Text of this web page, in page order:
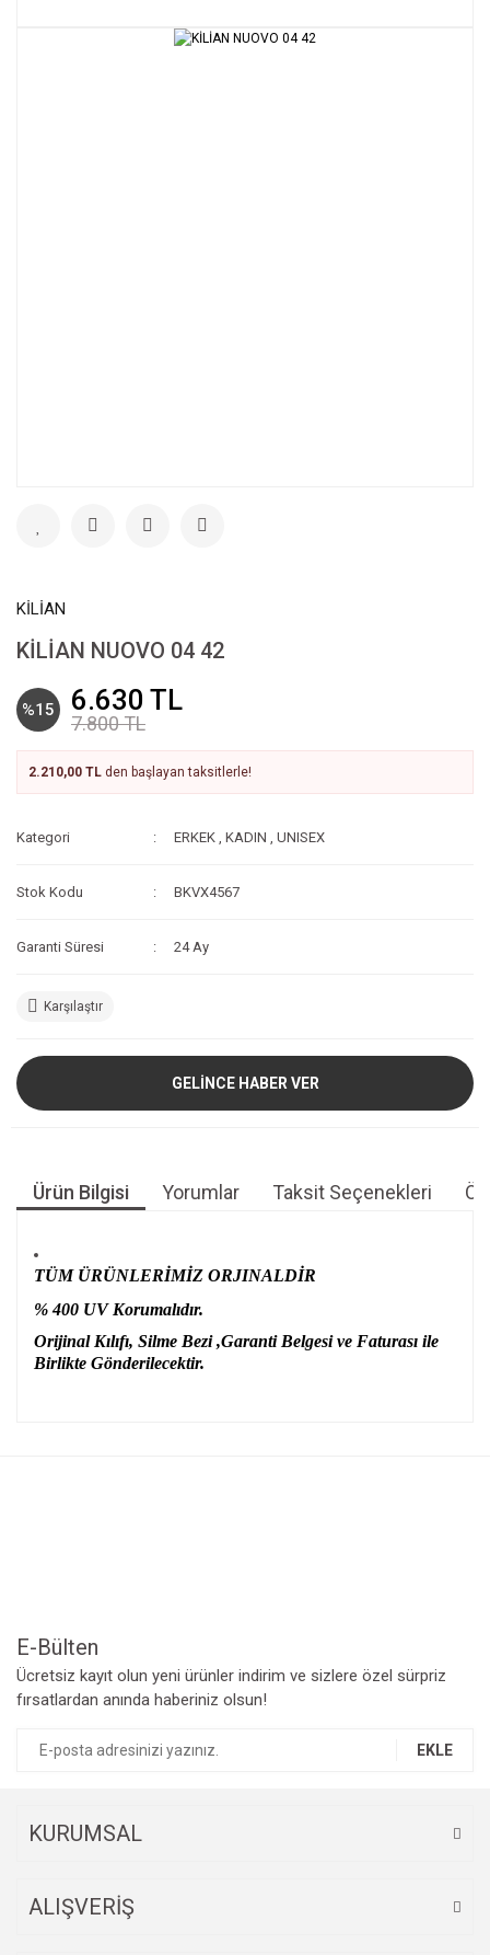
KİLİAN
KİLİAN NUOVO 04 42
%15 6.630 TL
7.800 TL
2.210,00 TL den başlayan taksitlerle!
Kategori ERKEK ,KADIN ,UNISEX
Stok Kodu BKVX4567
Garanti Süresi 24 Ay
Karşılaştır
GELİNCE HABER VER
Ürün Bilgisi Yorumlar Taksit Seçenekleri
TÜM ÜRÜNLERİMİZ ORJINALDİR
% 400 UV Korumalıdır.
Orijinal Kılıfı, Silme Bezi ,Garanti Belgesi ve Faturası ile
Birlikte Gönderilecektir.
E-Bülten
Ücretsiz kayıt olun yeni ürünler indirim ve sizlere özel sürpriz
fırsatlardan anında haberiniz olsun!
EKLE
KURUMSAL
ALIŞVERİŞ